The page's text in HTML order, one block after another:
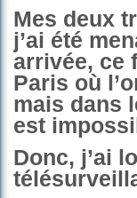
Mes deux
j’ai été
arrivée, ce
Paris où
mais dans
est
Donc, j’ai